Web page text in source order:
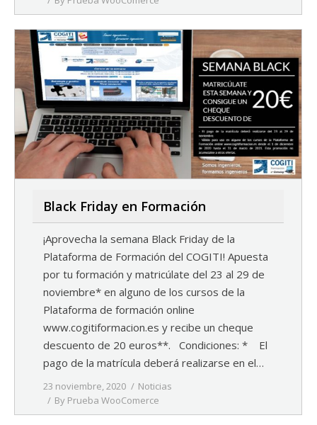
Black Friday en Formación
¡Aprovecha la semana Black Friday de la
Plataforma de Formación del COGITI! Apuesta
por tu formación y matricúlate del 23 al 29 de
noviembre* en alguno de los cursos de la
Plataforma de formación online
www.cogitiformacion.es y recibe un cheque
descuento de 20 euros**. Condiciones: * El
pago de la matrícula deberá realizarse en el…
23 noviembre, 2020
Noticias
By Prueba WooComerce